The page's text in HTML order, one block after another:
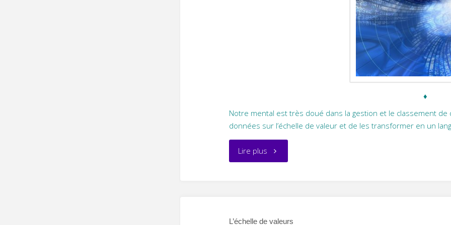
♦
Notre mental est très doué dans la gestion et le classement
données sur l’échelle de valeur et de les transformer en un
Lire plus "L’analyse"
L’échelle de valeurs